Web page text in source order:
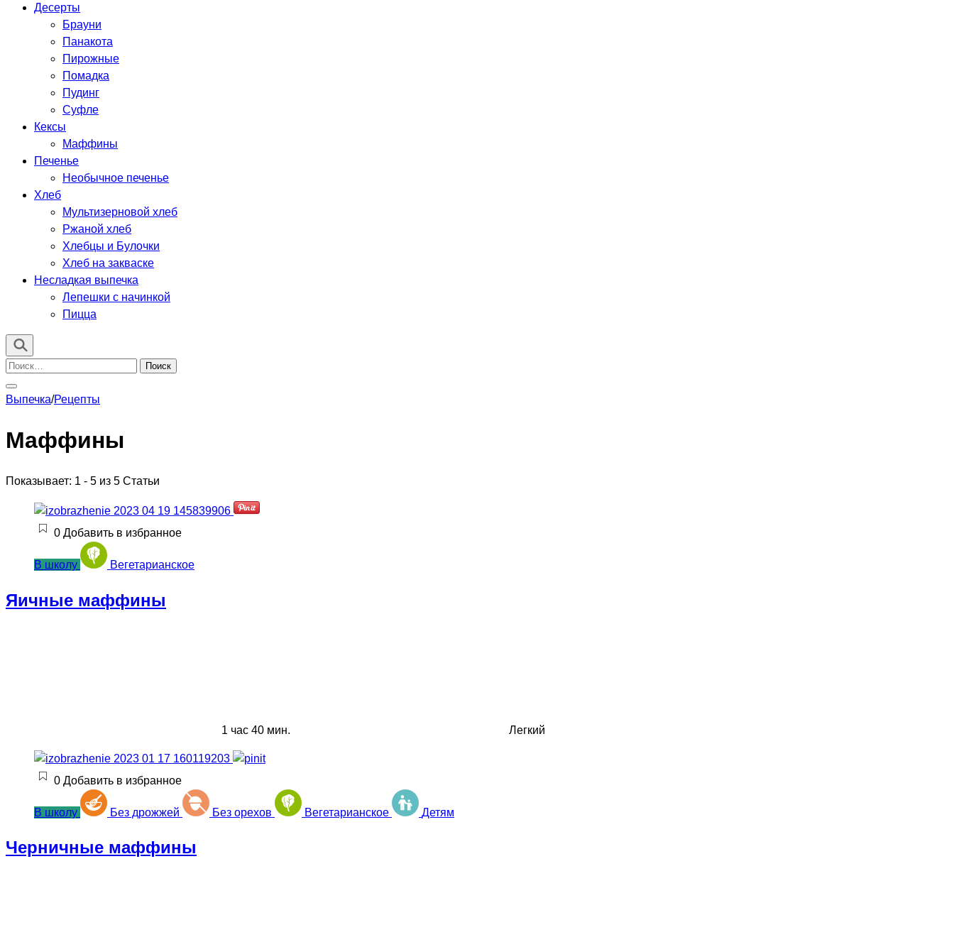
Десерты
Брауни
Панакота
Пирожные
Помадка
Пудинг
Суфле
Кексы
Маффины
Печенье
Необычное печенье
Хлеб
Мультизерновой хлеб
Ржаной хлеб
Хлебцы и Булочки
Хлеб на закваске
Несладкая выпечка
Лепешки с начинкой
Пицца
Найти:
Выпечка/Рецепты
Маффины
Показывает: 1 - 5 из 5 Статьи
0 Добавить в избранное
В школу Вегетарианское
Яичные маффины
1 час 40 мин. Легкий
0 Добавить в избранное
В школу Без дрожжей Без орехов Вегетарианское Детям
Черничные маффины